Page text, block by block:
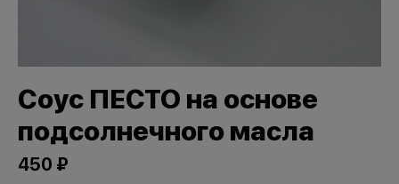
Соус ПЕСТО на основе
подсолнечного масла
450 ₽